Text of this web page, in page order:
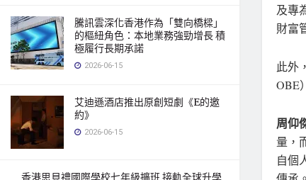
騰訊雲深化香港作為「雙向橋樑」
的樞紐角色：本地業務強勁增長 積
極履行長期承諾
2026-06-15
艾迪遜酒店推出原創短劇《E的邀
約》
2026-06-15
香港思貝禮國際學校七年級擴班 接軌全球升學
及專
財富
此外
OBE
周仰
量，
自個